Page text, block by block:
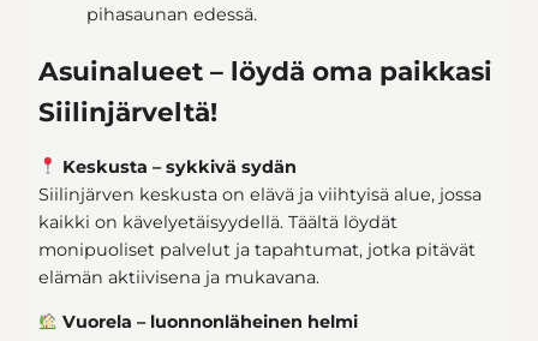
pihasaunan edessä.
Asuinalueet – löydä oma paikkasi
Siilinjärveltä!
Keskusta – sykkivä sydän
Siilinjärven keskusta on elävä ja viihtyisä alue, jossa
kaikki on kävelyetäisyydellä. Täältä löydät
monipuoliset palvelut ja tapahtumat, jotka pitävät
elämän aktiivisena ja mukavana.
Vuorela – luonnonläheinen helmi